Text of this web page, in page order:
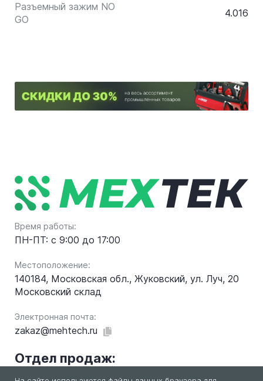
Разъемный зажим NO
GO
4.016
Время работы:
ПН-ПТ: с 9:00 до 17:00
Местоположение:
140184, Московская обл., Жуковский, ул. Луч, 20
Московский склад
Электронная почта:
zakaz@mehtech.ru
Отдел продаж: